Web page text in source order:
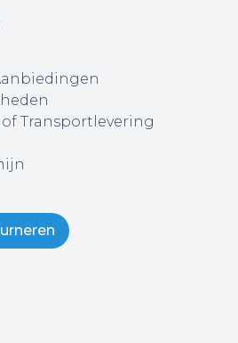
Transportlevering